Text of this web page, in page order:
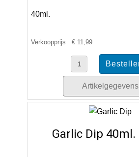
40ml.
Verkoopprijs € 11,99
Artikelgegevens
Garlic Dip 40ml.